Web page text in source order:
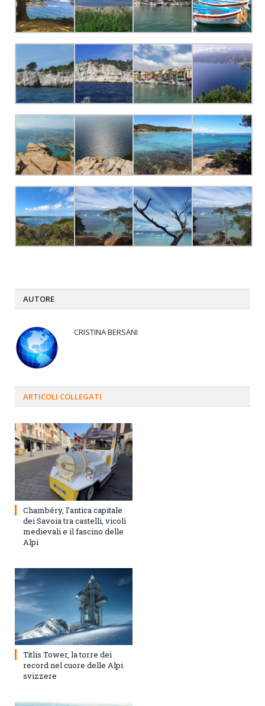
AUTORE
CRISTINA BERSANI
ARTICOLI COLLEGATI
Chambéry, l’antica capitale
dei Savoia tra castelli, vicoli
medievali e il fascino delle
Alpi
Titlis Tower, la torre dei
record nel cuore delle Alpi
svizzere